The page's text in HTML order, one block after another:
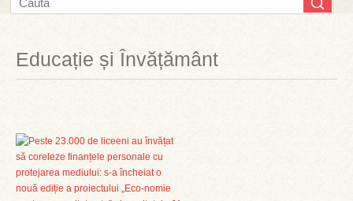
Educație și Învățământ